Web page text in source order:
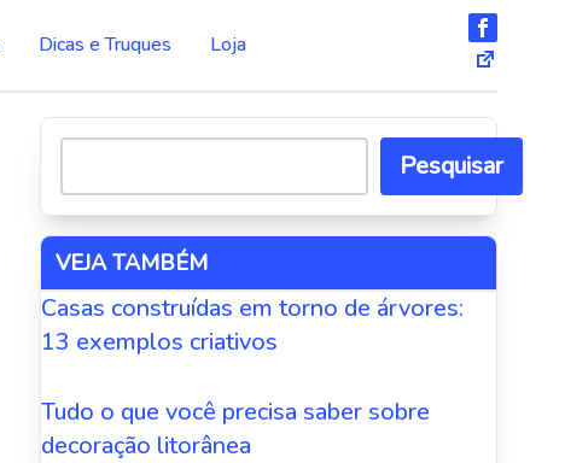
Dicas e Truques Loja
Pesquisar
VEJA TAMBÉM
Casas construídas em torno de árvores:
13 exemplos criativos
Tudo o que você precisa saber sobre
decoração litorânea